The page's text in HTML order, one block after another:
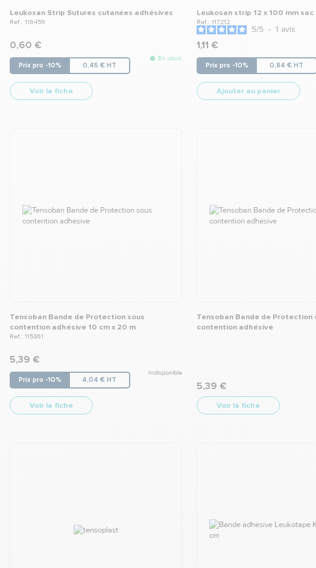
Leukosan Strip Sutures cutanées adhésives
Ref.: 116459
En stock
0,60 €
Prix pro -10% 0,45 € HT
Voir la fiche
Leukosan strip 12 x 100 mm sac
Ref.: 117212
5/5 - 1 avis
1,11 €
Prix pro -10% 0,84 € HT
Ajouter au panier
Tensoban Bande de Protection sous
contention adhésive 10 cm x 20 m
Ref.: 115361
Indisponible
5,39 €
Prix pro -10% 4,04 € HT
Voir la fiche
Tensoban Bande de Protection
contention adhésive
5,39 €
Voir la fiche